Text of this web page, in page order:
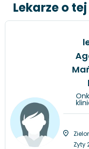
Lekarze o
Zyty